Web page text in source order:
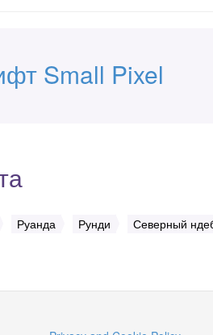
Small Pixel
Руанда Рунди Северный